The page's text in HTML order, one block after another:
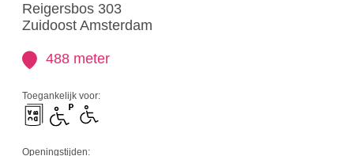
Reigersbos 303
Zuidoost Amsterdam
488 meter
Toegankelijk voor:
Openingstijden: